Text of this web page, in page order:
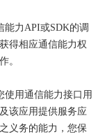
力API或SDK的调
得相应通信能力权
。
用通信能力接口用
该应用提供服务应
义务的能力，您保